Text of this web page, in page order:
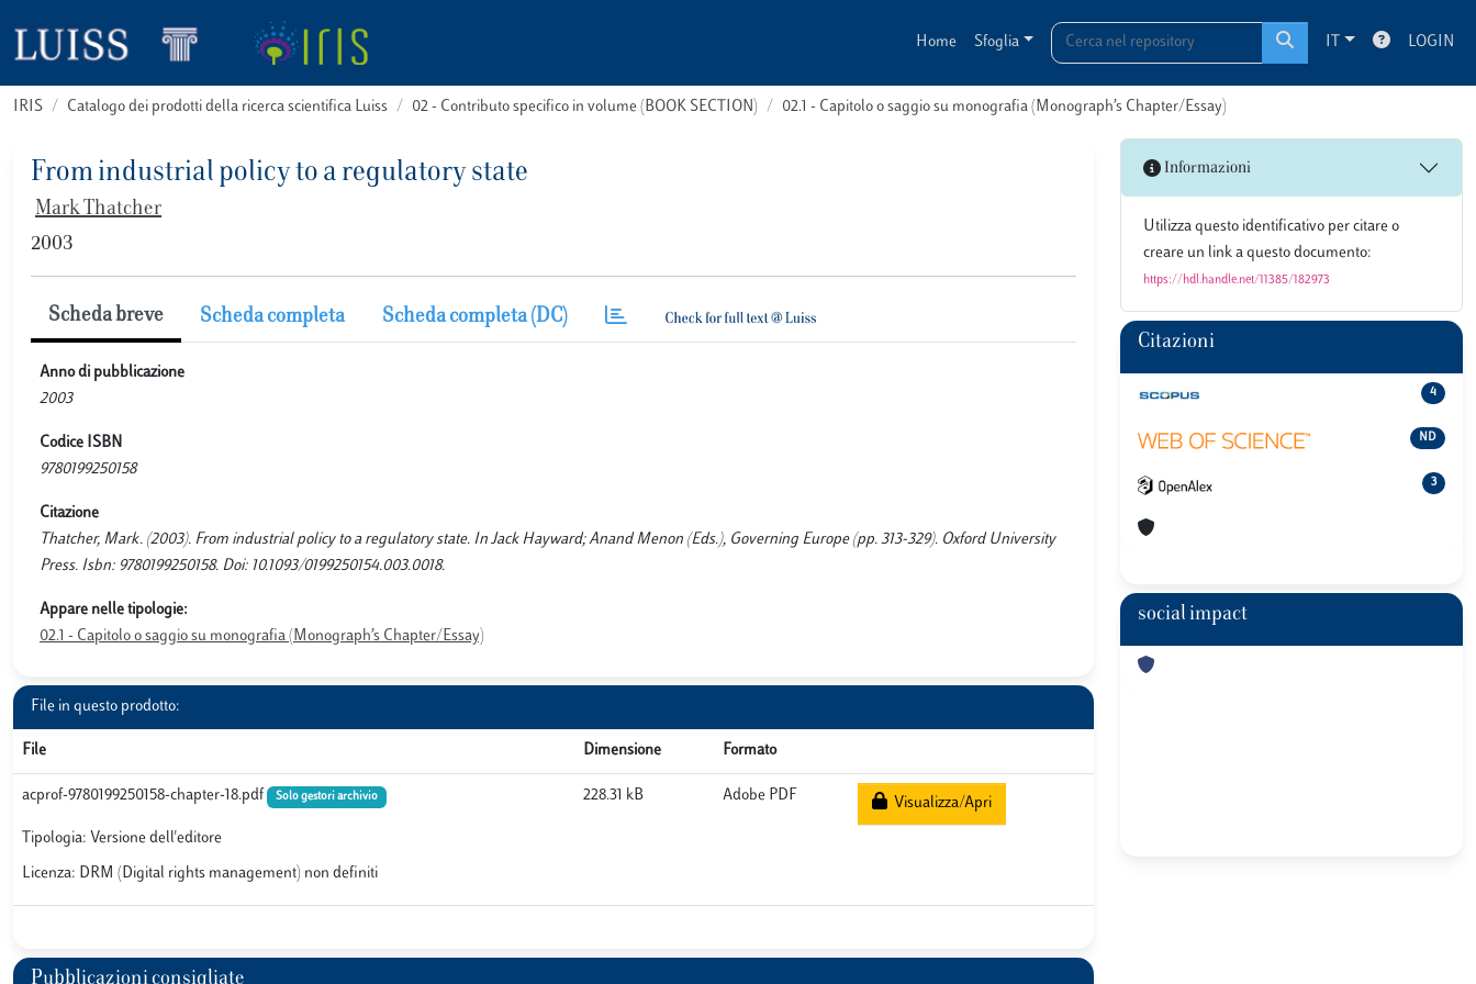
Home Sfoglia IT LOGIN
IRIS Catalogo dei prodotti della ricerca scientifica Luiss 02 - Contributo specifico in volume (BOOK SECTION) 02.1 - Capitolo o saggio su monografia (Monograph’s Chapter/Essay)
From industrial policy to a regulatory state
Mark Thatcher
2003
Scheda breve Scheda completa Scheda completa (DC)
Anno di pubblicazione
2003
Codice ISBN
9780199250158
Citazione
Thatcher, Mark. (2003). From industrial policy to a regulatory state. In Jack Hayward; Anand Menon (Eds.), Governing Europe (pp. 313-329). Oxford University
Press. Isbn: 9780199250158. Doi: 10.1093/0199250154.003.0018.
Appare nelle tipologie:
02.1 - Capitolo o saggio su monografia (Monograph’s Chapter/Essay)
File in questo prodotto:
File Dimensione Formato
acprof-9780199250158-chapter-18.pdf Solo gestori archivio
Tipologia: Versione dell'editore
Licenza: DRM (Digital rights management) non definiti
228.31 kB Adobe PDF Visualizza/Apri
Pubblicazioni consigliate
Informazioni
Utilizza questo identificativo per citare o
creare un link a questo documento:
https://hdl.handle.net/11385/182973
Citazioni
4
ND
3
social impact